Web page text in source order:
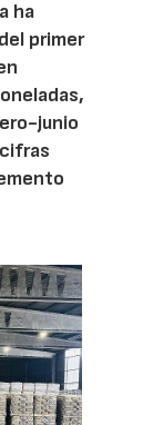
ha
primer
junio